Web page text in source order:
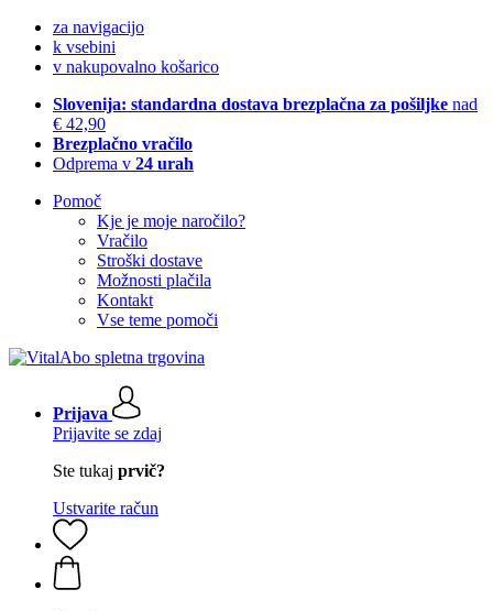
za navigacijo
k vsebini
v nakupovalno košarico
Slovenija: standardna dostava brezplačna za pošiljke nad
€ 42,90
Brezplačno vračilo
Odprema v 24 urah
Pomoč
Kje je moje naročilo?
Vračilo
Stroški dostave
Možnosti plačila
Kontakt
Vse teme pomoči
Prijava
Prijavite se zdaj
Ste tukaj prvič?
Ustvarite račun